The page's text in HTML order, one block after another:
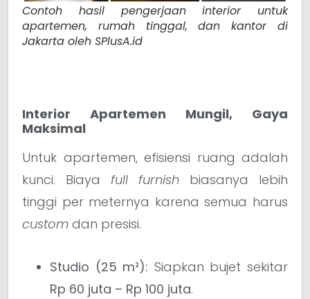
Contoh hasil pengerjaan interior untuk
apartemen, rumah tinggal, dan kantor di
Jakarta oleh SPlusA.id
Interior Apartemen Mungil, Gaya
Maksimal
Untuk apartemen, efisiensi ruang adalah
kunci. Biaya full furnish biasanya lebih
tinggi per meternya karena semua harus
custom dan presisi.
Studio (25 m²): Siapkan bujet sekitar
Rp 60 juta – Rp 100 juta.